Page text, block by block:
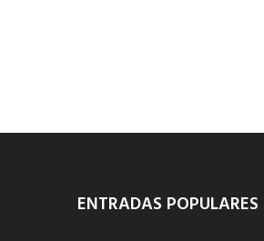
ENTRADAS POPULARES